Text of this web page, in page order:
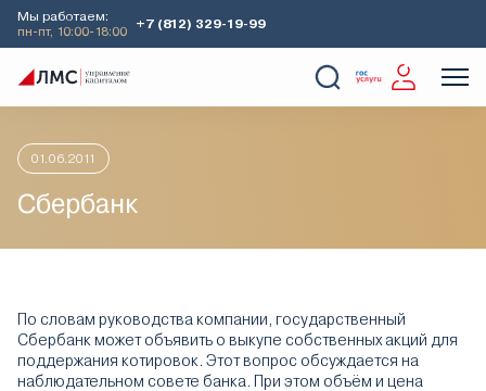
Мы работаем:
пн-пт, 10:00-18:00
+7 (812) 329-19-99
Главная Аналитика
01.06.2011
Сбербанк
По словам руководства компании, государственный
Сбербанк может объявить о выкупе собственных акций для
поддержания котировок. Этот вопрос обсуждается на
наблюдательном совете банка. При этом объём и цена